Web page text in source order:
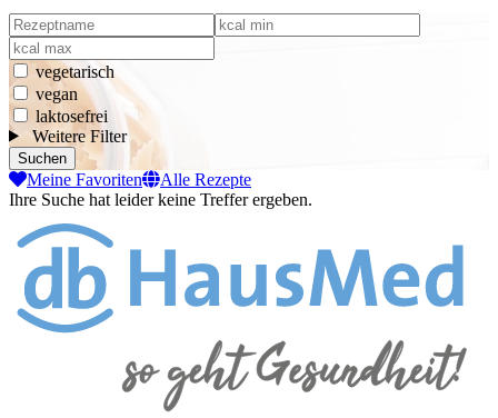
vegetarisch
vegan
laktosefrei
Weitere Filter
Suchen
Meine Favoriten
Alle Rezepte
Ihre Suche hat leider keine Treffer ergeben.